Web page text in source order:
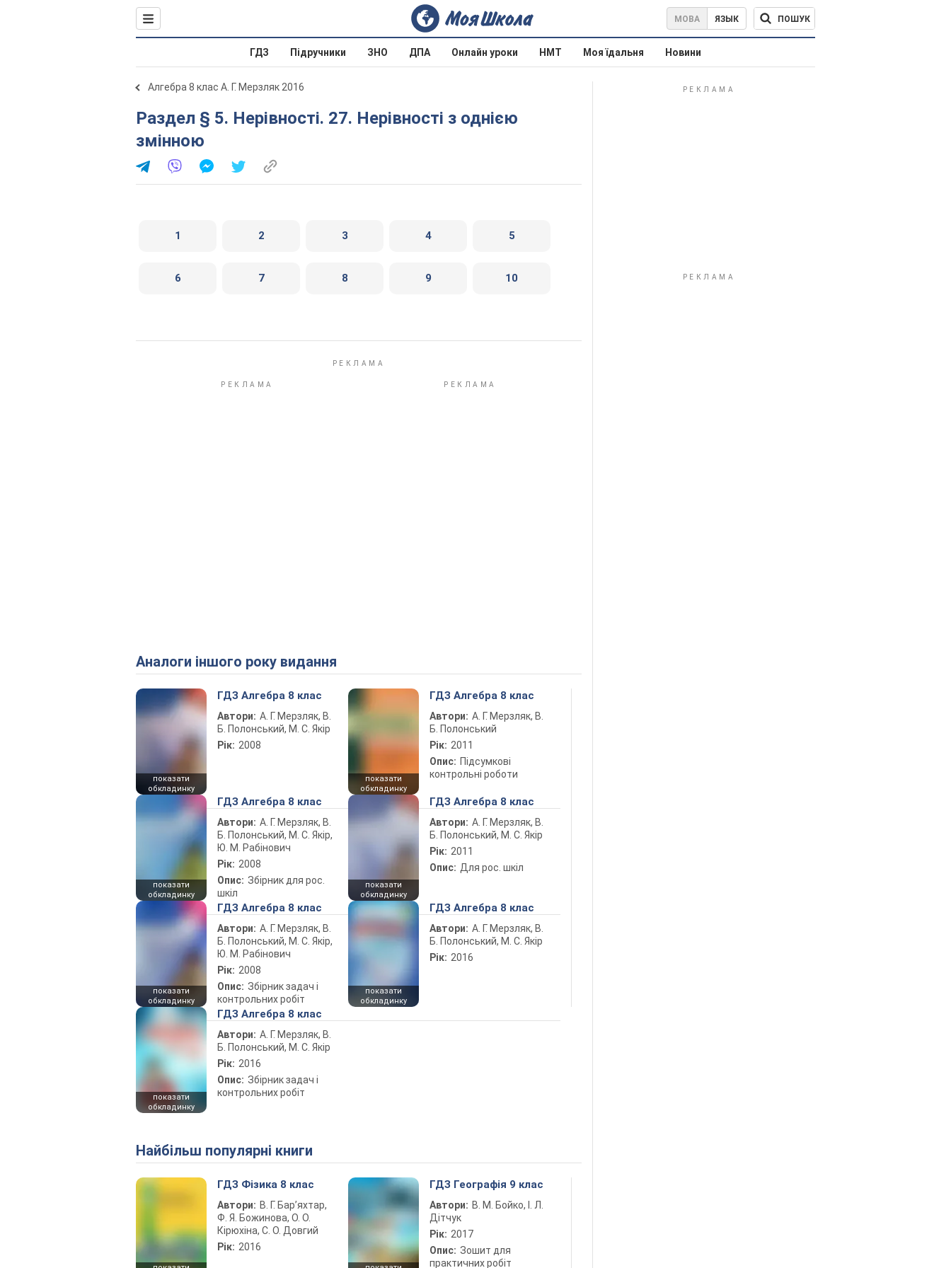
МОВА ЯЗЫК ПОШУК
ГДЗ Підручники ЗНО ДПА Онлайн уроки НМТ Моя їдальня Новини
Алгебра 8 клас А. Г. Мерзляк 2016
Раздел § 5. Нерівності. 27. Нерівності з однією
змінною
1 2 3 4 5
6 7 8 9 10
Аналоги іншого року видання
показати
обкладинку
ГДЗ Алгебра 8 клас
Автори: А. Г. Мерзляк, В.
Б. Полонський, М. С. Якір
Рік: 2008
показати
обкладинку
ГДЗ Алгебра 8 клас
Автори: А. Г. Мерзляк, В.
Б. Полонський
Рік: 2011
Опис: Підсумкові
контрольні роботи
показати
обкладинку
ГДЗ Алгебра 8 клас
Автори: А. Г. Мерзляк, В.
Б. Полонський, М. С. Якір,
Ю. М. Рабінович
Рік: 2008
Опис: Збірник для рос.
шкіл
показати
обкладинку
ГДЗ Алгебра 8 клас
Автори: А. Г. Мерзляк, В.
Б. Полонський, М. С. Якір
Рік: 2011
Опис: Для рос. шкіл
показати
обкладинку
ГДЗ Алгебра 8 клас
Автори: А. Г. Мерзляк, В.
Б. Полонський, М. С. Якір,
Ю. М. Рабінович
Рік: 2008
Опис: Збірник задач і
контрольних робіт
показати
обкладинку
ГДЗ Алгебра 8 клас
Автори: А. Г. Мерзляк, В.
Б. Полонський, М. С. Якір
Рік: 2016
показати
обкладинку
ГДЗ Алгебра 8 клас
Автори: А. Г. Мерзляк, В.
Б. Полонський, М. С. Якір
Рік: 2016
Опис: Збірник задач і
контрольних робіт
Найбільш популярні книги
ГДЗ Фізика 8 клас
Автори: В. Г. Бар’яхтар,
Ф. Я. Божинова, О. О.
Кірюхіна, С. О. Довгий
Рік: 2016
ГДЗ Географія 9 клас
Автори: В. М. Бойко, І. Л.
Дітчук
Рік: 2017
Опис: Зошит для
практичних робіт